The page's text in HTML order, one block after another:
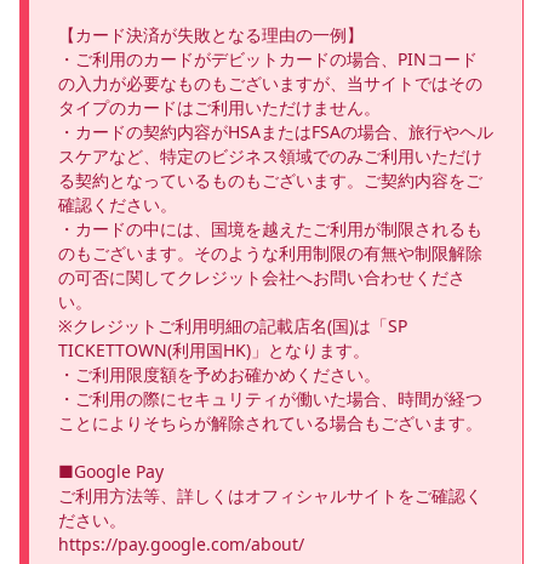
【カード決済が失敗となる理由の一例】
・ご利用のカードがデビットカードの場合、PINコード
の入力が必要なものもございますが、当サイトではその
タイプのカードはご利用いただけません。
・カードの契約内容がHSAまたはFSAの場合、旅行やヘル
スケアなど、特定のビジネス領域でのみご利用いただけ
る契約となっているものもございます。ご契約内容をご
確認ください。
・カードの中には、国境を越えたご利用が制限されるも
のもございます。そのような利用制限の有無や制限解除
の可否に関してクレジット会社へお問い合わせくださ
い。
※クレジットご利用明細の記載店名(国)は「SP
TICKETTOWN(利用国HK)」となります。
・ご利用限度額を予めお確かめください。
・ご利用の際にセキュリティが働いた場合、時間が経つ
ことによりそちらが解除されている場合もございます。
■Google Pay
ご利用方法等、詳しくはオフィシャルサイトをご確認く
ださい。
https://pay.google.com/about/